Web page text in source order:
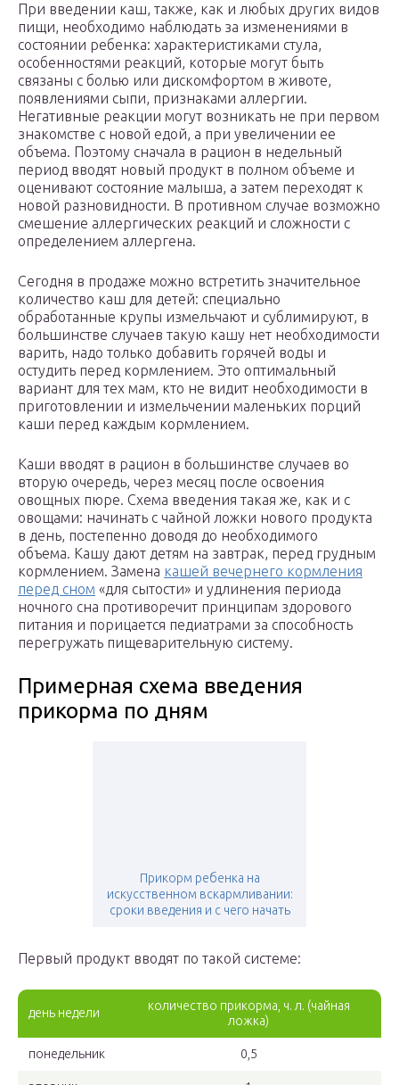
При введении каш, также, как и любых других видов
пищи, необходимо наблюдать за изменениями в
состоянии ребенка: характеристиками стула,
особенностями реакций, которые могут быть
связаны с болью или дискомфортом в животе,
появлениями сыпи, признаками аллергии.
Негативные реакции могут возникать не при первом
знакомстве с новой едой, а при увеличении ее
объема. Поэтому сначала в рацион в недельный
период вводят новый продукт в полном объеме и
оценивают состояние малыша, а затем переходят к
новой разновидности. В противном случае возможно
смешение аллергических реакций и сложности с
определением аллергена.
Сегодня в продаже можно встретить значительное
количество каш для детей: специально
обработанные крупы измельчают и сублимируют, в
большинстве случаев такую кашу нет необходимости
варить, надо только добавить горячей воды и
остудить перед кормлением. Это оптимальный
вариант для тех мам, кто не видит необходимости в
приготовлении и измельчении маленьких порций
каши перед каждым кормлением.
Каши вводят в рацион в большинстве случаев во
вторую очередь, через месяц после освоения
овощных пюре. Схема введения такая же, как и с
овощами: начинать с чайной ложки нового продукта
в день, постепенно доводя до необходимого
объема. Кашу дают детям на завтрак, перед грудным
кормлением. Замена кашей вечернего кормления
перед сном «для сытости» и удлинения периода
ночного сна противоречит принципам здорового
питания и порицается педиатрами за способность
перегружать пищеварительную систему.
Примерная схема введения
прикорма по дням
Прикорм ребенка на
искусственном вскармливании:
сроки введения и с чего начать
Первый продукт вводят по такой системе:
день недели
количество прикорма, ч. л. (чайная
ложка)
понедельник 0,5